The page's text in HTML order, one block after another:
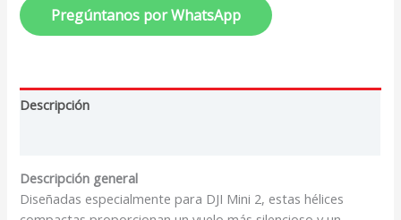
Pregúntanos por WhatsApp
Descripción
Descripción general
Diseñadas especialmente para DJI Mini 2, estas hélices